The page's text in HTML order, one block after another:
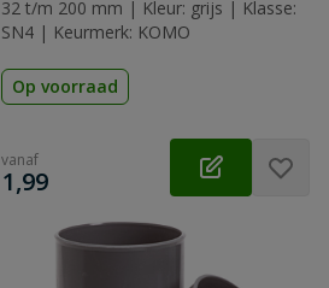
32 t/m 200 mm | Kleur: grijs | Klasse:
SN4 | Keurmerk: KOMO
Op voorraad
vanaf
€
1,99